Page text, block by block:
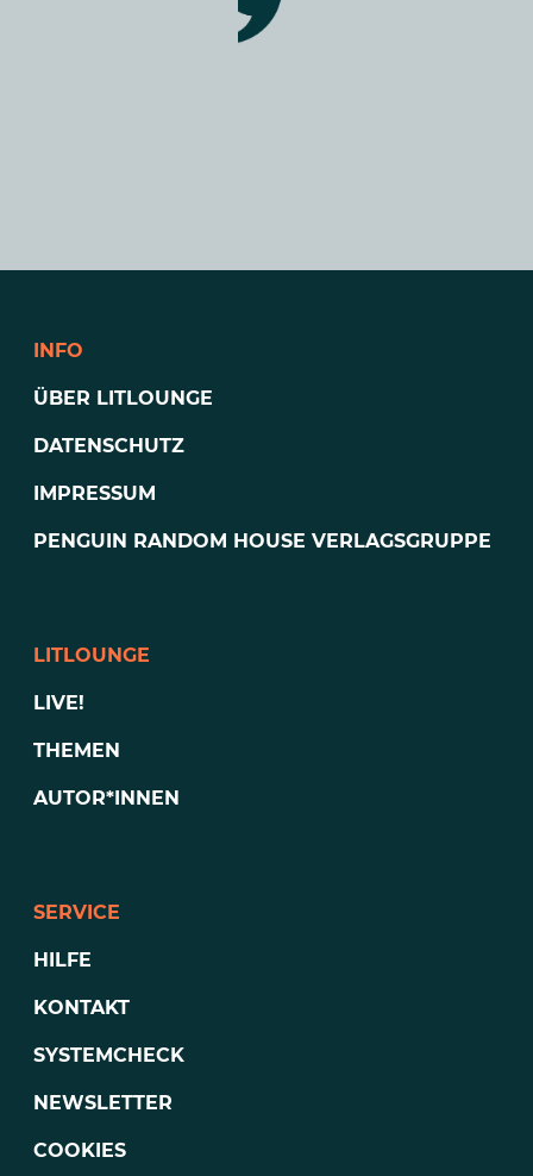
INFO
ÜBER LITLOUNGE
DATENSCHUTZ
IMPRESSUM
PENGUIN RANDOM HOUSE VERLAGSGRUPPE
LITLOUNGE
LIVE!
THEMEN
AUTOR*INNEN
SERVICE
HILFE
KONTAKT
SYSTEMCHECK
NEWSLETTER
COOKIES